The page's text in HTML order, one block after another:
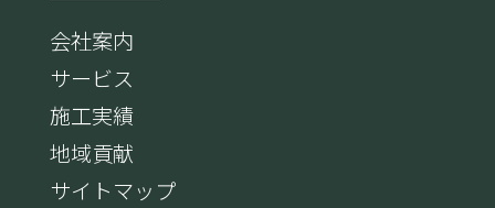
会社案内
サービス
施工実績
地域貢献
サイトマップ